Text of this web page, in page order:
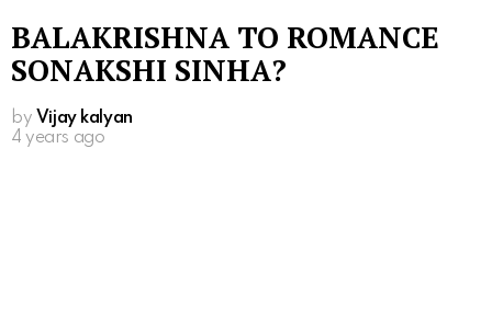
BALAKRISHNA TO ROMANCE
SONAKSHI SINHA?
by Vijay kalyan
4 years ago